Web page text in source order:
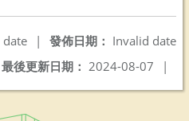
發佈日期： Invalid date
date
|
最後更新日期： 2024-08-07 |